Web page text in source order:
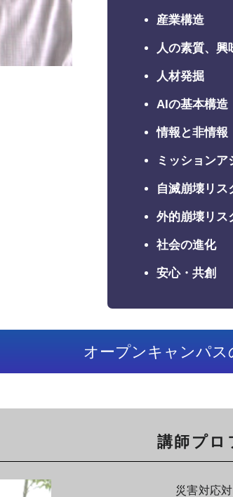
産業構造
人の素質、興
人材発掘
AIの基本構造
情報と非情報
ミッションア
自滅崩壊リス
外的崩壊リス
社会の進化
安心・共創
オープンキャンパ
講師プロ
災害対応